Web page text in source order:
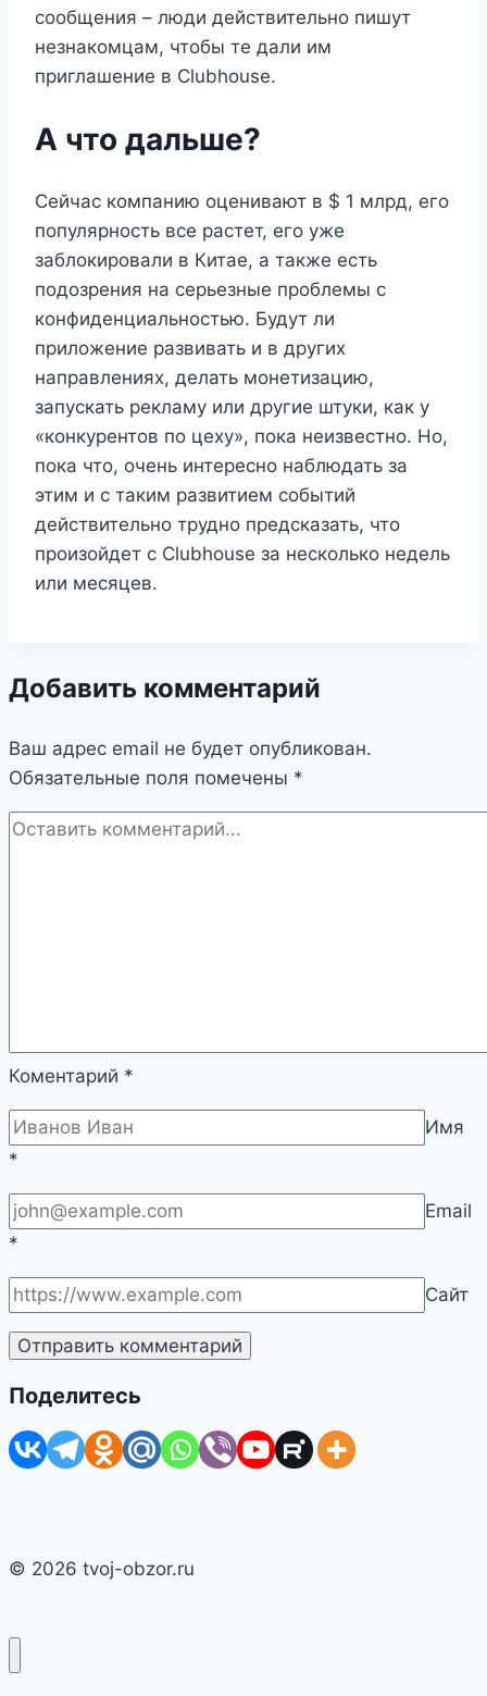
сообщения – люди действительно пишут
незнакомцам, чтобы те дали им
приглашение в Clubhouse.
А что дальше?
Сейчас компанию оценивают в $ 1 млрд, его
популярность все растет, его уже
заблокировали в Китае, а также есть
подозрения на серьезные проблемы с
конфиденциальностью. Будут ли
приложение развивать и в других
направлениях, делать монетизацию,
запускать рекламу или другие штуки, как у
«конкурентов по цеху», пока неизвестно. Но,
пока что, очень интересно наблюдать за
этим и с таким развитием событий
действительно трудно предсказать, что
произойдет с Clubhouse за несколько недель
или месяцев.
Добавить комментарий
Ваш адрес email не будет опубликован.
Обязательные поля помечены *
Коментарий *
Имя
*
Email
*
Сайт
Поделитесь
© 2026 tvoj-obzor.ru